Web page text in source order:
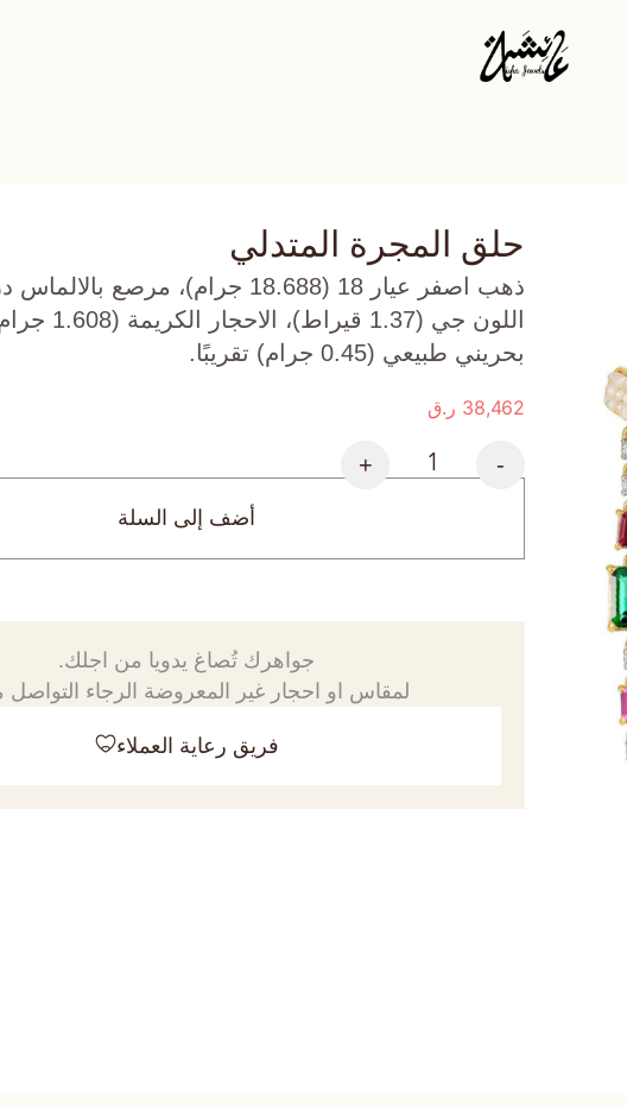
حلق المجرة المتدلي
ذهب اصفر عيار 18 (18.688 جرام)، مرصع
اللون جي (1.37
بحريني طبيعي (0.45 جرام) تقريبًا.
38,462 ر.ق
-
+
أضف إلى السلة
جواهرك تُصاغ يدويا من اجلك.
لمقاس او احجار غير المعروضة الرجاء التواصل
فريق رعاية العملاء